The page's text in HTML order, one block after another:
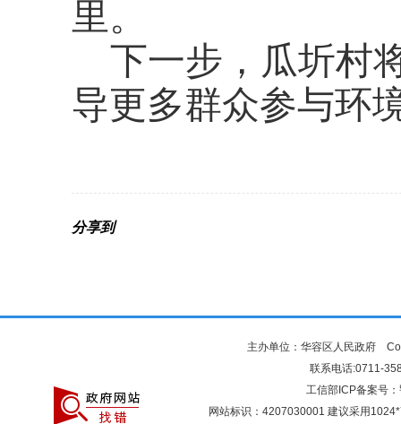
里。
下一步，瓜圻村
导更多群众参与环
分享到
主办单位：华容区人民政府
联系电话:0711-
工信部ICP备案号：
网站标识：4207030001 建议采用